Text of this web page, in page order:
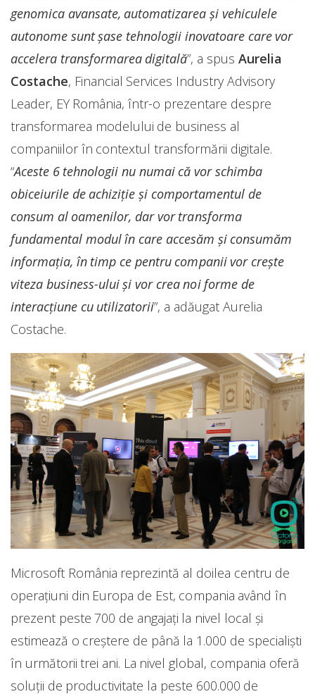
genomica avansate, automatizarea și vehiculele
autonome sunt șase tehnologii inovatoare care vor
accelera transformarea digitală”, a spus Aurelia
Costache, Financial Services Industry Advisory
Leader, EY România, într-o prezentare despre
transformarea modelului de business al
companiilor în contextul transformării digitale.
“Aceste 6 tehnologii nu numai că vor schimba
obiceiurile de achiziție și comportamentul de
consum al oamenilor, dar vor transforma
fundamental modul în care accesăm și consumăm
informația, în timp ce pentru companii vor crește
viteza business-ului și vor crea noi forme de
interacțiune cu utilizatorii”, a adăugat Aurelia
Costache.
Microsoft România reprezintă al doilea centru de
operațiuni din Europa de Est, compania având în
prezent peste 700 de angajați la nivel local și
estimează o creștere de până la 1.000 de specialiști
în următorii trei ani. La nivel global, compania oferă
soluții de productivitate la peste 600.000 de